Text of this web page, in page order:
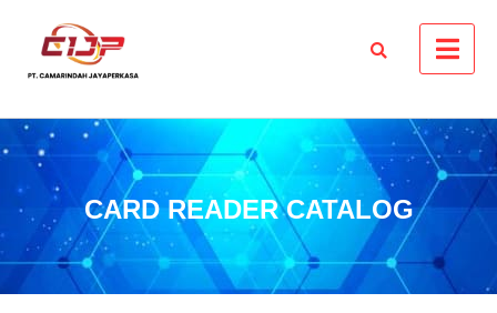
CARD READER CATALOG